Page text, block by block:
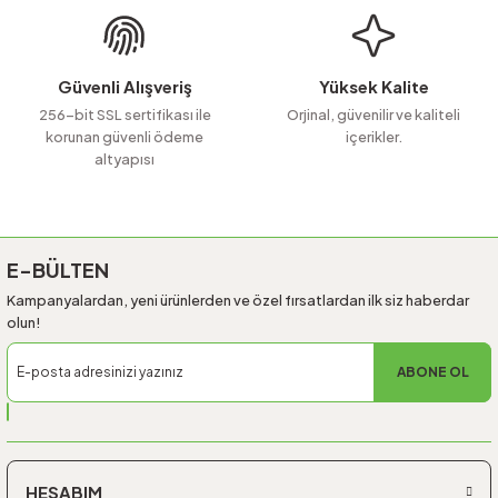
Ürün fiyatı diğer sitelerden daha pahalı.
Bu ürüne benzer farklı alternatifler olmalı.
Güvenli Alışveriş
256-bit SSL sertifikası ile
korunan güvenli ödeme
altyapısı
Yüksek Kalite
Orjinal, güvenilir ve kaliteli
içerikler.
E-BÜLTEN
Kampanyalardan, yeni ürünlerden ve özel fırsatlardan ilk siz haberdar
olun!
ABONE OL
HESABIM